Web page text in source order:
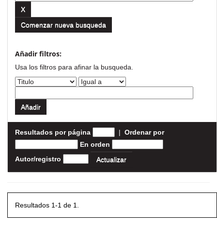
Comenzar nueva busqueda
Añadir filtros:
Usa los filtros para afinar la busqueda.
Resultados por página | Ordenar por
En orden
Autor/registro
Resultados 1-1 de 1.